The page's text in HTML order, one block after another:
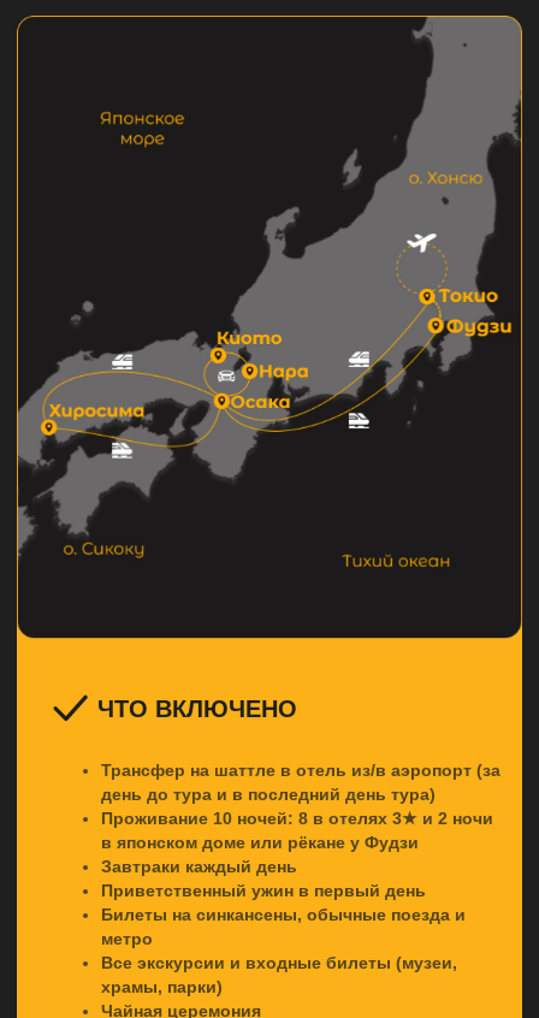
Полюбуемся панорамой бескрайнего мегаполиса,
прогуляемся по парку Уэно и познакомимся
с сокровищами Токийского национального музея.
Затем посетим древний храм Сэнсодзи, а вечером
окажемся среди неоновых экранов Сибуи
у знаменитого перекрёстка и памятника верному
Хатико.
Токио с высоты: древняя
Асакуса и огни Сибуи
На синкансэне в Осаку:
замки, храмы и вкусы города
Прокатимся на легендарном скоростном поезде и
окажемся в яркой, энергичной Осаке. Увидим
величественный Осакский замок, заглянем в храм
Тэммангу и прогуляемся по колоритной улице Тэмма.
Вечером познакомимся с самобытной кухней
3 ДЕНЬ